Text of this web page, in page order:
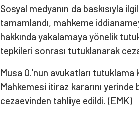
Sosyal medyanın da baskısıyla
tamamlandı, mahkeme
hakkında yakalamaya yönelik
tepkileri sonrası tutuklanarak
Musa O.'nun avukatları tutuklama
Mahkemesi itiraz kararını
cezaevinden tahliye edildi. (EMK)